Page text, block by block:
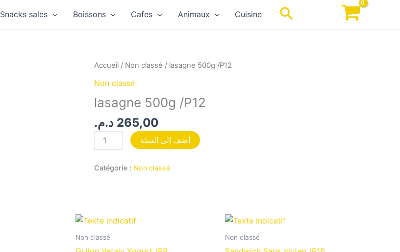
Snacks sales Boissons Cafes Animaux Cuisine Rechercher
Accueil / Non classé / lasagne 500g /P12
Non classé
lasagne 500g /P12
265,00 د.م.
quantité
500g
أضف إلى السلة
Catégorie : Non classé
Non classé Non classé